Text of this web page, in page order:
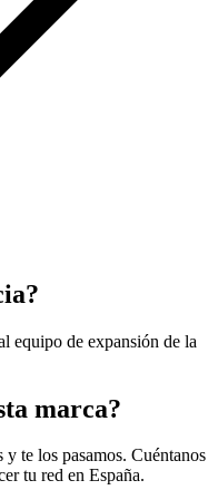
equipo de expansión de la
marca?
te los pasamos. Cuéntanos
tu red en España.